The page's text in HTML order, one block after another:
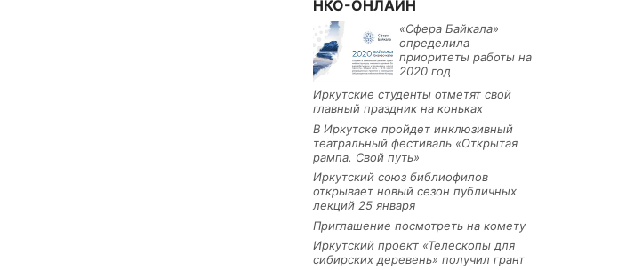
НКО-ОНЛАЙН
«Сфера Байкала»
определила
приоритеты работы на
2020 год
Иркутские студенты отметят свой
главный праздник на коньках
В Иркутске пройдет инклюзивный
театральный фестиваль «Открытая
рампа. Свой путь»
Иркутский союз библиофилов
открывает новый сезон публичных
лекций 25 января
Приглашение посмотреть на комету
Иркутский проект «Телескопы для
сибирских деревень» получил грант